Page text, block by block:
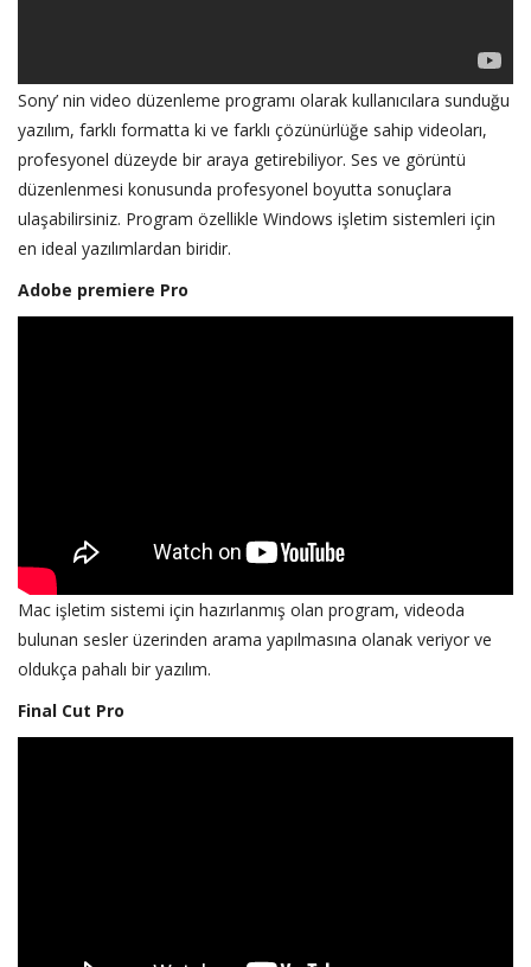
Sony’ nin video düzenleme programı olarak kullanıcılara sunduğu
yazılım, farklı formatta ki ve farklı çözünürlüğe sahip videoları,
profesyonel düzeyde bir araya getirebiliyor. Ses ve görüntü
düzenlenmesi konusunda profesyonel boyutta sonuçlara
ulaşabilirsiniz. Program özellikle Windows işletim sistemleri için
en ideal yazılımlardan biridir.
Adobe premiere Pro
Mac işletim sistemi için hazırlanmış olan program, videoda
bulunan sesler üzerinden arama yapılmasına olanak veriyor ve
oldukça pahalı bir yazılım.
Final Cut Pro